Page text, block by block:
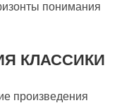
понимания
КЛАССИКИ
произведения